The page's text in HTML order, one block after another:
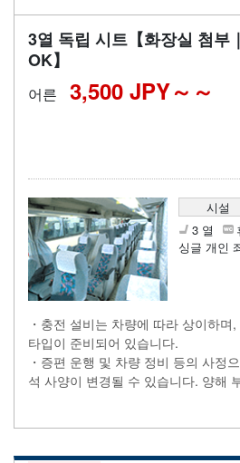
・이동 시간을 쾌적하게 보낼 수 있는
3열 독립 시트【화장실 첨부
OK】
어른 3,500 JPY～
시설
3 열
싱글 개인
・충전 설비는 차량에 따라 상이하며
타입이 준비되어 있습니다.
・증편 운행 및 차량 정비 등의 사정
석 사양이 변경될 수 있습니다. 양해